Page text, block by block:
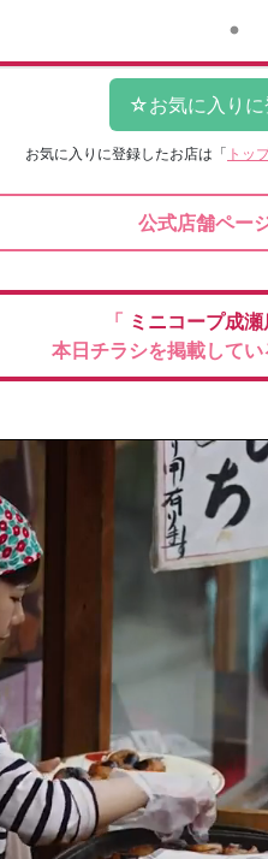
お気に入りに登録したお店は 「 トッ
公式店舗ペー
「 ミニコープ成瀬
本日チラシを掲載してい